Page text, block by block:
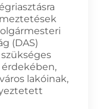
(DAS)
lakóinak,